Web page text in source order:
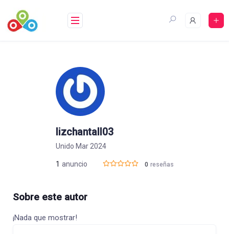
contenido
lizchantall03
Unido Mar 2024
1 anuncio 0 reseñas
Sobre este autor
¡Nada que mostrar!